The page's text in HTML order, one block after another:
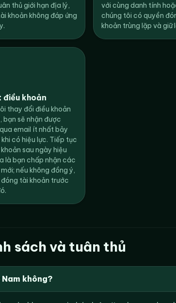
thủ giới hạn địa lý,
khoản không đáp ứng
với cùng danh tính
chúng tôi có quyền
khoản trùng lặp và giữ
điều khoản
thay đổi điều khoản
bạn sẽ nhận được
email ít nhất bảy
có hiệu lực. Tiếp tục
sau ngày hiệu
là bạn chấp nhận các
nếu không đồng ý,
tài khoản trước
sách và tuân thủ
không?